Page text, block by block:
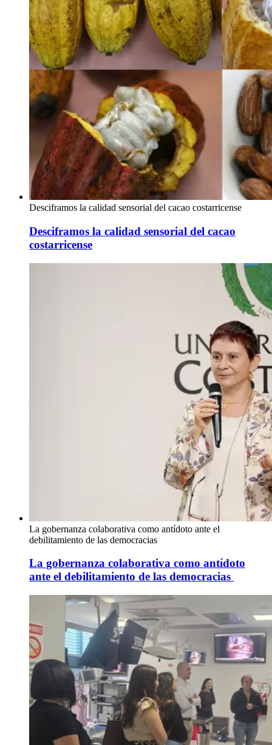
Desciframos la calidad sensorial del cacao costarricense
Desciframos la calidad sensorial del cacao
costarricense
La gobernanza colaborativa como antídoto ante el
debilitamiento de las democracias
La gobernanza colaborativa como antídoto
ante el debilitamiento de las democracias